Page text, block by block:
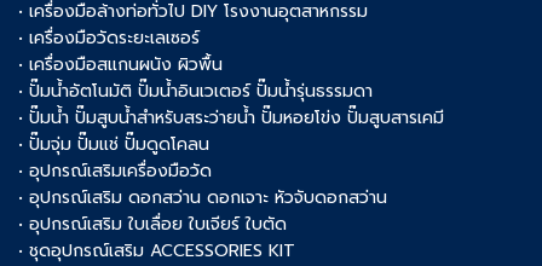
• เครื่องมือล้างท่อทั่วไป DIY โรงงานอุตสาหกรรม
• เครื่องมือวัดระยะเลเซอร์
• เครื่องมือสแกนผนัง ผิวพื้น
• ปั๊มน้ำอัตโนมัติ ปั๊มน้ำอินเวเตอร์ ปั๊มน้ำรุ่นธรรมดา
• ปั๊มน้ำ ปั๊มสูบน้ำสำหรับสระว่ายน้ำ ปั๊มหอยโข่ง ปั๊มสูบสารเคมี
• ปั๊มจุ่ม ปั๊มแช่ ปั๊มดูดโคลน
• อุปกรณ์เสริมเครื่องมือวัด
• อุปกรณ์เสริม ดอกสว่าน ดอกเจาะ หัวจับดอกสว่าน
• อุปกรณ์เสริม ใบเลื่อย ใบเจียร์ ใบตัด
• ชุดอุปกรณ์เสริม ACCESSORIES KIT